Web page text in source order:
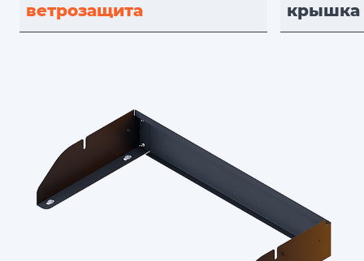
ветрозащита крышка